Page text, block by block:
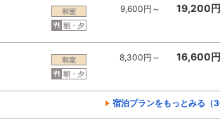
和室
朝・夕
9,600円～ 19,200
和室
朝・夕
8,300円～ 16,600
宿泊プランをもっとみる（3